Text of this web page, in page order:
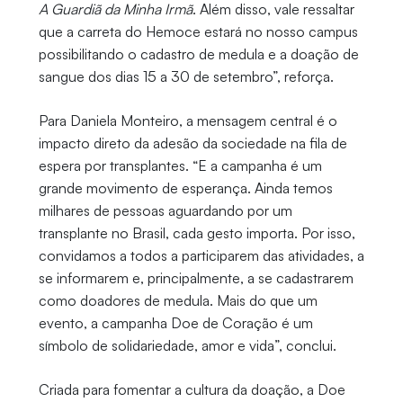
A Guardiã da Minha Irmã. Além disso, vale ressaltar
que a carreta do Hemoce estará no nosso campus
possibilitando o cadastro de medula e a doação de
sangue dos dias 15 a 30 de setembro”, reforça.
Para Daniela Monteiro, a mensagem central é o
impacto direto da adesão da sociedade na fila de
espera por transplantes. “E a campanha é um
grande movimento de esperança. Ainda temos
milhares de pessoas aguardando por um
transplante no Brasil, cada gesto importa. Por isso,
convidamos a todos a participarem das atividades, a
se informarem e, principalmente, a se cadastrarem
como doadores de medula. Mais do que um
evento, a campanha Doe de Coração é um
símbolo de solidariedade, amor e vida”, conclui.
Criada para fomentar a cultura da doação, a Doe